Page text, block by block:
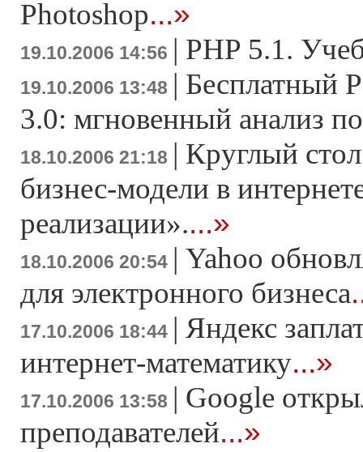
Photoshop...»
19.10.2006 14:56 | PHP 5.1.
19.10.2006 13:48 | Бесплатный
3.0: мгновенный анализ
18.10.2006 21:18 | Круглый
бизнес-модели в
реализации»....»
18.10.2006 20:54 | Yahoo
для электронного бизнеса
17.10.2006 18:44 | Яндекс
интернет-математику...»
17.10.2006 13:58 | Google
преподавателей...»